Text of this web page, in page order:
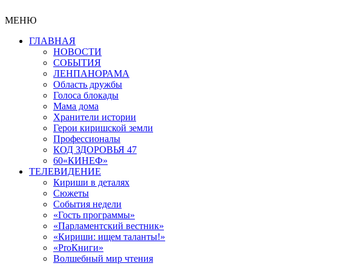
МЕНЮ
ГЛАВНАЯ
НОВОСТИ
СОБЫТИЯ
ЛЕНПАНОРАМА
Область дружбы
Голоса блокады
Мама дома
Хранители истории
Герои киришской земли
Профессионалы
КОД ЗДОРОВЬЯ 47
60«КИНЕФ»
ТЕЛЕВИДЕНИЕ
Кириши в деталях
Сюжеты
События недели
«Гость программы»
«Парламентский вестник»
«Кириши: ищем таланты!»
«ProКниги»
Волшебный мир чтения